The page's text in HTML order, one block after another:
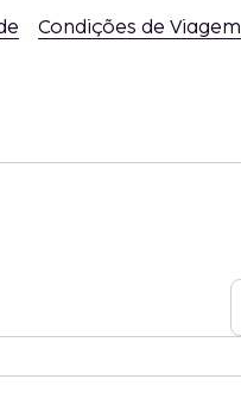
Condições de Viagem